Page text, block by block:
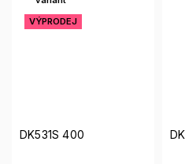
DK102S 770